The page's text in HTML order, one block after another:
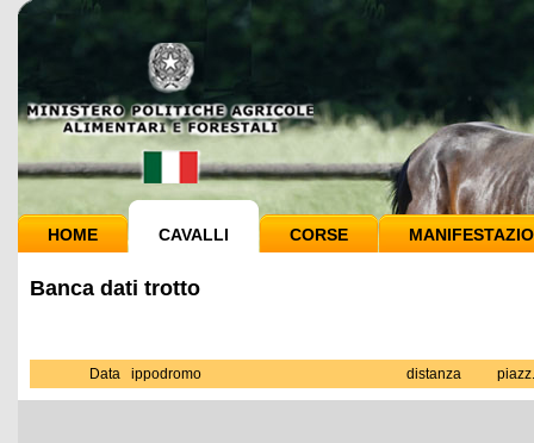
HOME CAVALLI CORSE
Banca dati trotto
Data ippodromo distanza piazz.